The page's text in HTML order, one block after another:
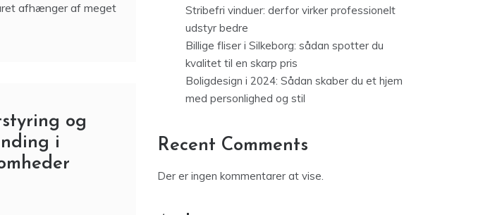
i
udstyr bedre
Billige fliser i Silkeborg: sådan spotter du
kvalitet til en skarp pris
Boligdesign i 2024: Sådan skaber du et hjem
med personlighed og stil